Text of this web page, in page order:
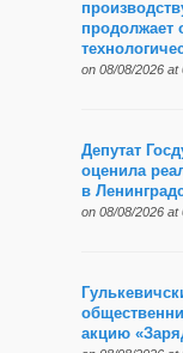
продолжает
on 08/08/2026 at
Депутат
оценила
в
on 08/08/2026 at
акцию